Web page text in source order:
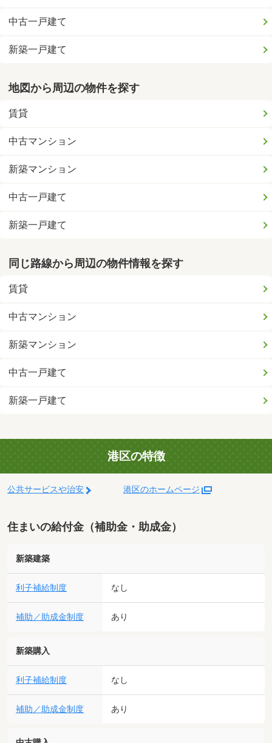
中古一戸建て
新築一戸建て
地図から周辺の物件を探す
賃貸
中古マンション
新築マンション
中古一戸建て
新築一戸建て
同じ路線から周辺の物件情報を探す
賃貸
中古マンション
新築マンション
中古一戸建て
新築一戸建て
港区の特徴
公共サービスや治安 港区のホームページ
住まいの給付金（補助金・助成金）
新築建築
利子補給制度 なし
補助／助成金制度 あり
新築購入
利子補給制度 なし
補助／助成金制度 あり